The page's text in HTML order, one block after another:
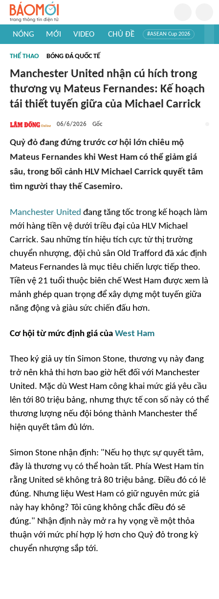
NÓNG MỚI VIDEO CHỦ ĐỀ #ASEAN Cup 2026
#Khám phá thế giới
THỂ THAO BÓNG ĐÁ QUỐC TẾ
Manchester United nhận cú hích trong
thương vụ Mateus Fernandes: Kế hoạch
tái thiết tuyến giữa của Michael Carrick
06/6/2026 Gốc
Quỷ đỏ đang đứng trước cơ hội lớn chiêu mộ
Mateus Fernandes khi West Ham có thể giảm giá
sâu, trong bối cảnh HLV Michael Carrick quyết tâm
tìm người thay thế Casemiro.
Manchester United đang tăng tốc trong kế hoạch làm
mới hàng tiền vệ dưới triều đại của HLV Michael
Carrick. Sau những tín hiệu tích cực từ thị trường
chuyển nhượng, đội chủ sân Old Trafford đã xác định
Mateus Fernandes là mục tiêu chiến lược tiếp theo.
Tiền vệ 21 tuổi thuộc biên chế West Ham được xem là
mảnh ghép quan trọng để xây dựng một tuyến giữa
năng động và giàu sức chiến đấu hơn.
Cơ hội từ mức định giá của West Ham
Theo ký giả uy tín Simon Stone, thương vụ này đang
trở nên khả thi hơn bao giờ hết đối với Manchester
United. Mặc dù West Ham công khai mức giá yêu cầu
lên tới 80 triệu bảng, nhưng thực tế con số này có thể
thương lượng nếu đội bóng thành Manchester thể
hiện quyết tâm đủ lớn.
Simon Stone nhận định: "Nếu họ thực sự quyết tâm,
đây là thương vụ có thể hoàn tất. Phía West Ham tin
rằng United sẽ không trả 80 triệu bảng. Điều đó có lẽ
đúng. Nhưng liệu West Ham có giữ nguyên mức giá
này hay không? Tôi cũng không chắc điều đó sẽ
đúng." Nhận định này mở ra hy vọng về một thỏa
thuận với mức phí hợp lý hơn cho Quỷ đỏ trong kỳ
chuyển nhượng sắp tới.